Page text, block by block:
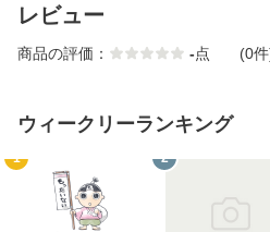
レビュー
商品の評価： -点 (0
ウィークリーランキング
1 2